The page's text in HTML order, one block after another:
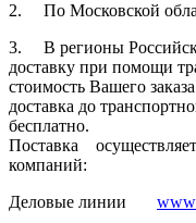
2. По Московской­
3. В регионы
доставку при помощи
стоимость Вашего
доставка до
бесплатно.
Поставка
компаний:
Деловые линии